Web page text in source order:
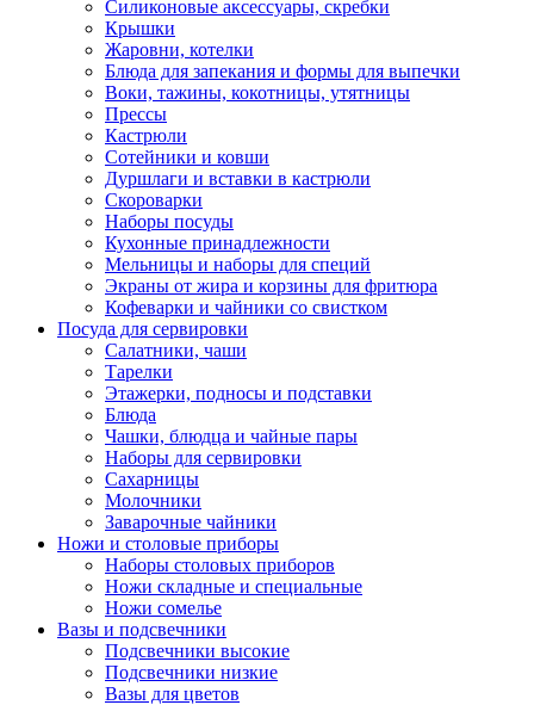
Силиконовые аксессуары, скребки
Крышки
Жаровни, котелки
Блюда для запекания и формы для выпечки
Воки, тажины, кокотницы, утятницы
Прессы
Кастрюли
Сотейники и ковши
Дуршлаги и вставки в кастрюли
Скороварки
Наборы посуды
Кухонные принадлежности
Мельницы и наборы для специй
Экраны от жира и корзины для фритюра
Кофеварки и чайники со свистком
Посуда для сервировки
Салатники, чаши
Тарелки
Этажерки, подносы и подставки
Блюда
Чашки, блюдца и чайные пары
Наборы для сервировки
Сахарницы
Молочники
Заварочные чайники
Ножи и столовые приборы
Наборы столовых приборов
Ножи складные и специальные
Ножи сомелье
Вазы и подсвечники
Подсвечники высокие
Подсвечники низкие
Вазы для цветов